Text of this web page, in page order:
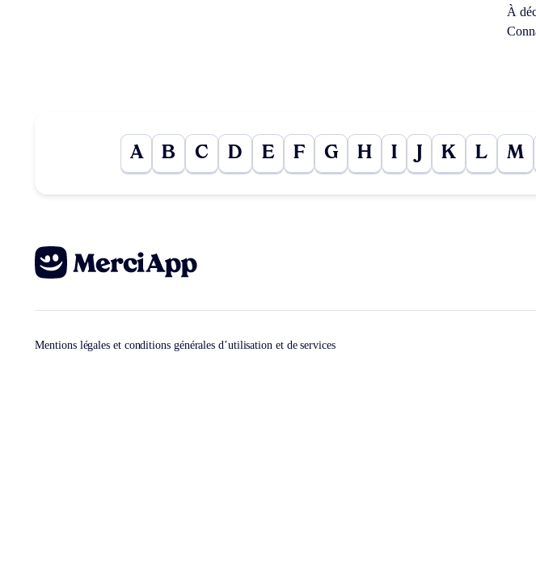
À
A B C D E F G H I J K L M
Mentions légales et conditions générales d’utilisation et de services